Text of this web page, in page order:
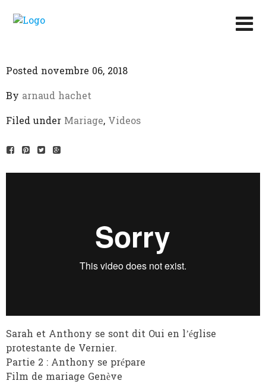
Posted novembre 06, 2018
By arnaud hachet
Filed under Mariage, Videos
Sarah et Anthony se sont dit Oui en l’église
protestante de Vernier.
Partie 2 : Anthony se prépare
Film de mariage Genève